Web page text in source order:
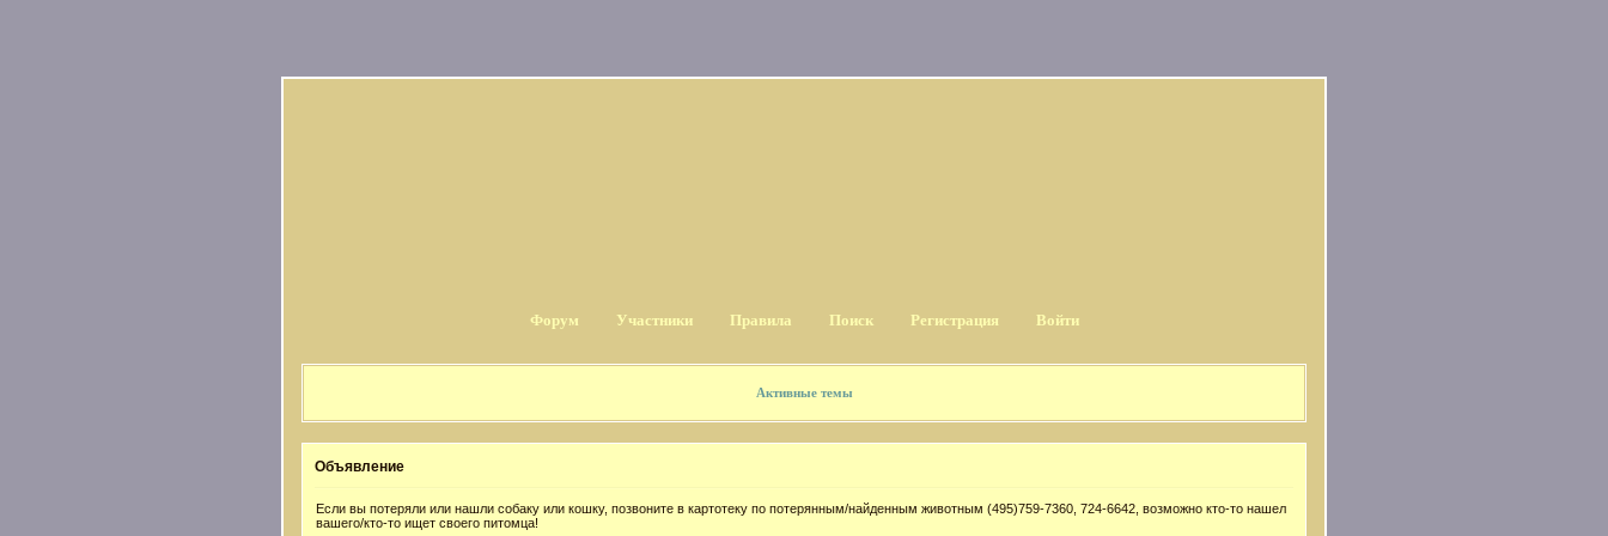
Форум Участники Правила Поиск Регистрация Войти
Активные темы
Объявление
Если вы потеряли или нашли собаку или кошку, позвоните в картотеку по потерянным/найденным животным (495)759-7360, 724-6642, возможно кто-то нашел
вашего/кто-то ищет своего питомца!